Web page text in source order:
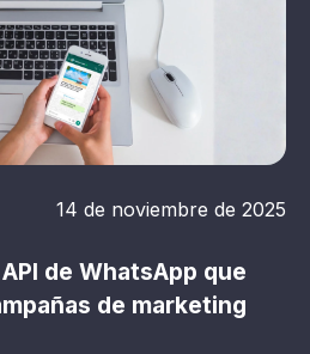
14 de noviembre de 2025
de WhatsApp que
de marketing